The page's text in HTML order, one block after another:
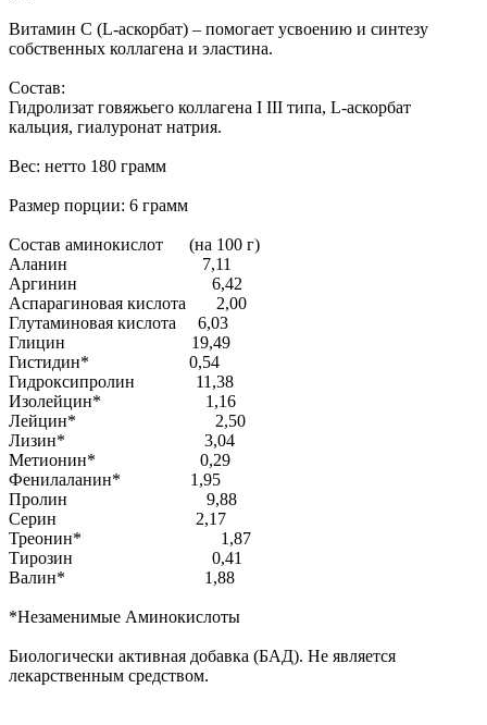
Витамин С (L-аскорбат) – помогает усвоению и синтезу
собственных коллагена и эластина.
Состав:
Гидролизат говяжьего коллагена I III типа, L-аскорбат
кальция, гиалуронат натрия.
Вес: нетто 180 грамм
Размер порции: 6 грамм
Состав аминокислот (на 100 г)
Аланин 7,11
Аргинин 6,42
Аспарагиновая кислота 2,00
Глутаминовая кислота 6,03
Глицин 19,49
Гистидин* 0,54
Гидроксипролин 11,38
Изолейцин* 1,16
Лейцин* 2,50
Лизин* 3,04
Метионин* 0,29
Фенилаланин* 1,95
Пролин 9,88
Серин 2,17
Треонин* 1,87
Тирозин 0,41
Валин* 1,88
*Незаменимые Аминокислоты
Биологически активная добавка (БАД). Не является
лекарственным средством.